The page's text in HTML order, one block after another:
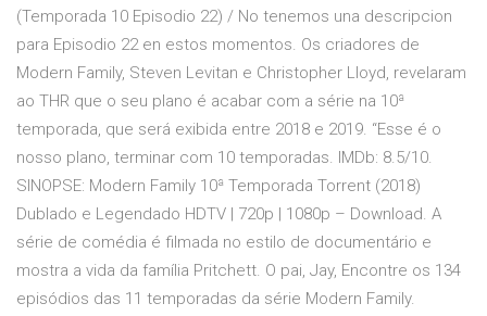
(Temporada 10 Episodio 22) / No tenemos una descripcion
para Episodio 22 en estos momentos. Os criadores de
Modern Family, Steven Levitan e Christopher Lloyd, revelaram
ao THR que o seu plano é acabar com a série na 10ª
temporada, que será exibida entre 2018 e 2019. “Esse é o
nosso plano, terminar com 10 temporadas. IMDb: 8.5/10.
SINOPSE: Modern Family 10ª Temporada Torrent (2018)
Dublado e Legendado HDTV | 720p | 1080p – Download. A
série de comédia é filmada no estilo de documentário e
mostra a vida da família Pritchett. O pai, Jay, Encontre os 134
episódios das 11 temporadas da série Modern Family.